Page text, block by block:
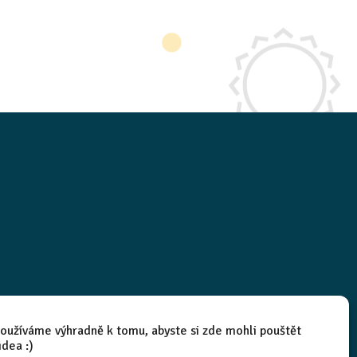
výhradně k tomu, abyste si zde mohli pouštět
:)